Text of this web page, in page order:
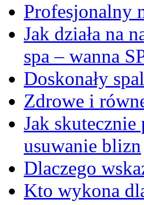
Profesjonalny
Jak działa na
spa – wanna
Doskonały
Zdrowe i
Jak
usuwanie blizn
Dlaczego
Kto wykona